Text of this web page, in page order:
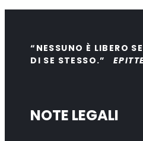
“NESSUNO È LIBERO
DI SE STESSO.”
NOTE LEGALI